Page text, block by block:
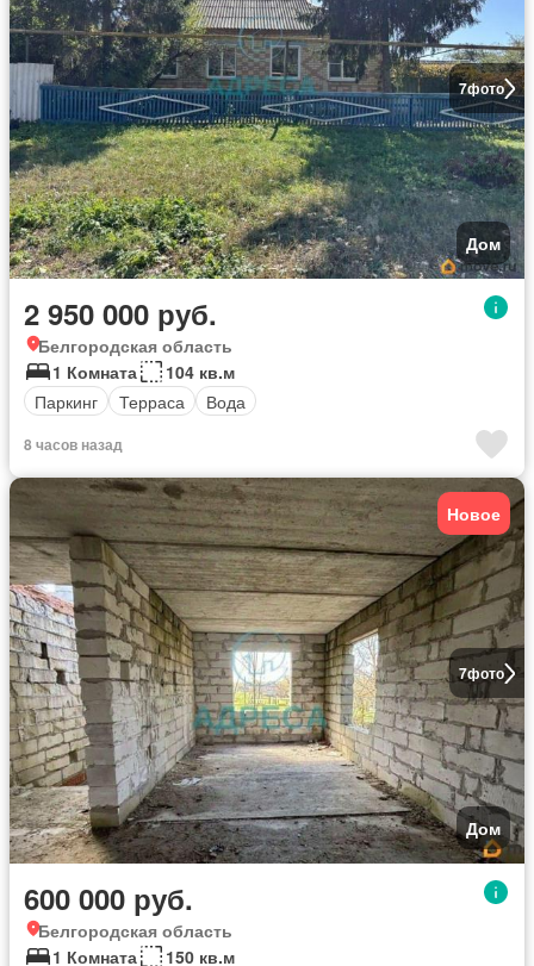
7фото
Дом
2 950 000 руб.
Белгородская область
1 Комната
104 кв.м
Паркинг
Терраса Вода
8 часов назад
7фото
Новое
Дом
600 000 руб.
Белгородская область
1 Комната
150 кв.м